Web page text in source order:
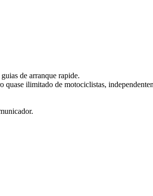
de arranque rapide.
ilimitado de motociclistas,